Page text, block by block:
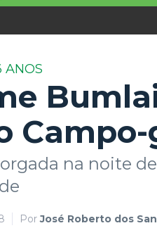
ANOS
na noite
PorJosé Roberto dos